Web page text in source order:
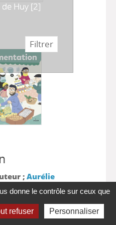
; Aurélie
[France] :
HuyHuy [2]
donne le contrôle sur ceux que
refuser Personnaliser